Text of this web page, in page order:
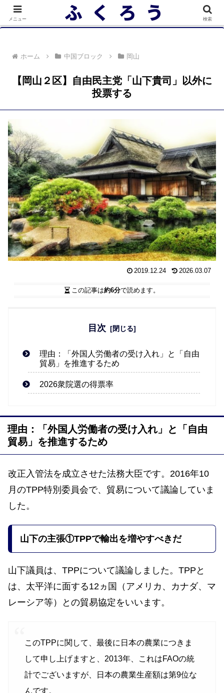
落選者一覧 政党別 (2/10)
ホーム 中国ブロック 岡山
【岡山２区】自由民主党「山下貴司」以外に
投票する
2019.12.24 2026.03.07
この記事は約6分で読めます。
目次
理由：「外国人労働者の受け入れ」と「自由
貿易」を推進するため
2026衆院選の得票率
理由：「外国人労働者の受け入れ」と「自由
貿易」を推進するため
改正入管法を成立させた法務大臣です。2016年10
月のTPP特別委員会で、貿易について議論していま
した。
山下の主張①TPPで輸出を増やすべきだ
山下議員は、TPPについて議論しました。TPPと
は、太平洋に面する12ヵ国（アメリカ、カナダ、マ
レーシア等）との貿易協定をいいます。
このTPPに関して、最後に日本の農業につきま
して申し上げますと、2013年、これはFAOの統
計でございますが、日本の農業生産額は第9位な
んです。
メニュー 検索